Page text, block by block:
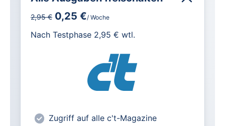
Alle exklusiven heise+ Artikel frei
zugänglich
2,95 € 0,25 €/ Woche
Nach Testphase 2,95 € wtl.
Zugriff auf alle c't-Magazine